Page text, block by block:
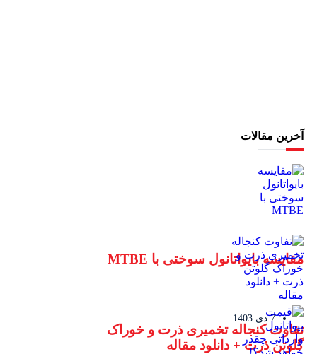
آخرین مقالات
مقایسه بایواتانول سوختی با MTBE
7 دی 1403
تفاوت کنجاله تخمیری ذرت و خوراک
گلوتن ذرت + دانلود مقاله